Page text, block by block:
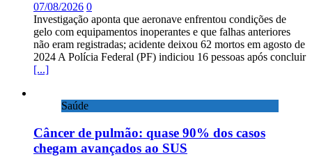
07/08/2026 0
Investigação aponta que aeronave enfrentou condições de
gelo com equipamentos inoperantes e que falhas anteriores
não eram registradas; acidente deixou 62 mortos em agosto de
2024 A Polícia Federal (PF) indiciou 16 pessoas após concluir
[...]
Saúde
Câncer de pulmão: quase 90% dos casos
chegam avançados ao SUS